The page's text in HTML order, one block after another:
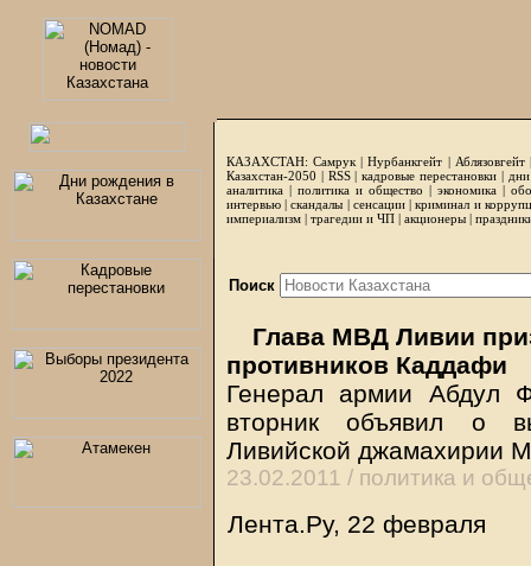
КАЗАХСТАН: Самрук |Нурбанкгейт | Аблязовгейт
Казахстан-2050 | RSS|кадровые перестановки|
аналитика | политика и общество | экономика |
интервью |скандалы | сенсации|криминал и
империализм | трагедии и ЧП | акционеры |
Поиск
Глава МВД Ливии
противников Каддафи
Генерал армии Абдул
вторник объявил о
Ливийской джамахирии
23.02.2011 / политика и
Лента.Ру, 22 февраля